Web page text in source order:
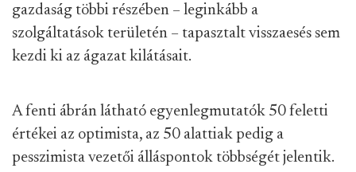
gazdaság többi részében – leginkább a
szolgáltatások területén – tapasztalt visszaesés sem
kezdi ki az ágazat kilátásait.
A fenti ábrán látható egyenlegmutatók 50 feletti
értékei az optimista, az 50 alattiak pedig a
pesszimista vezetői álláspontok többségét jelentik.